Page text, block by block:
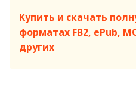
Купить и скачать
форматах FB2, ePub,
других